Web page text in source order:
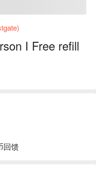
I Free refill
回馈